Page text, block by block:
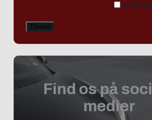
Ja tak,
Find os på
medier